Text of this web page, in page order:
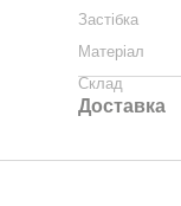
Застібка
Матеріал
Склад
Доставка